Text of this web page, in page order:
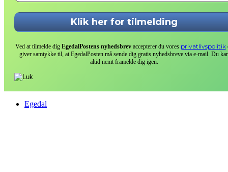
Ved at tilmelde dig EgedalPostens nyhedsbrevaccepterer du vores privatlivspolitik
giver samtykke til, at EgedalPosten må sende dig gratis nyhedsbreve via e-mail. Du
altid nemt framelde dig igen.
Egedal